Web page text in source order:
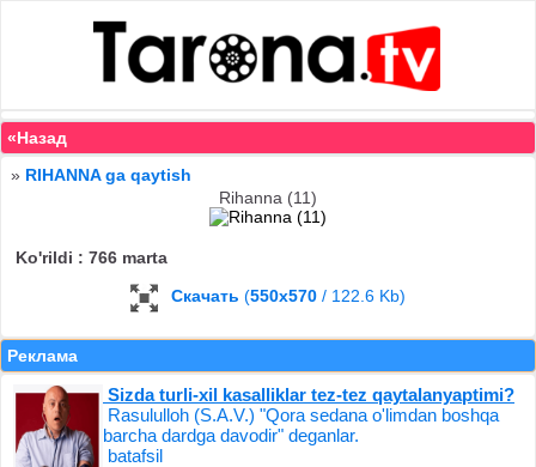
«Назад
» RIHANNA ga qaytish
Rihanna (11)
Ko'rildi : 766 marta
Скачать (550x570 / 122.6 Kb)
Реклама
Sizda turli-xil kasalliklar tez-tez qaytalanyaptimi?
Rasululloh (S.A.V.) "Qora sedana o'limdan boshqa
barcha dardga davodir" deganlar.
batafsil